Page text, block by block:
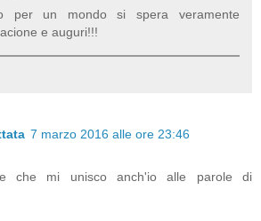
per un mondo si spera veramente
e auguri!!!
7 marzo 2016 alle ore 23:46
che mi unisco anch'io alle parole di